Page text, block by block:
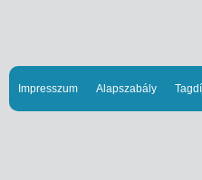
Impresszum Alapszabály